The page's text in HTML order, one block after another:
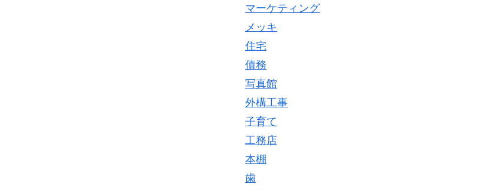
マーケティング
メッキ
住宅
債務
写真館
外構工事
子育て
工務店
本棚
歯